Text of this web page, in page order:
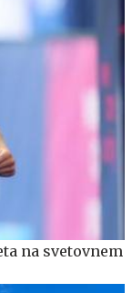
na svetovnem